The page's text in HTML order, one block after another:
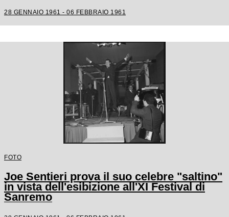
28 GENNAIO 1961 - 06 FEBBRAIO 1961
FOTO
Joe Sentieri prova il suo celebre "saltino"
in vista dell'esibizione all'XI Festival di
Sanremo